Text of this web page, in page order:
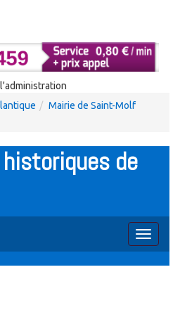
Mairie de Saint-Molf
de
Toggle